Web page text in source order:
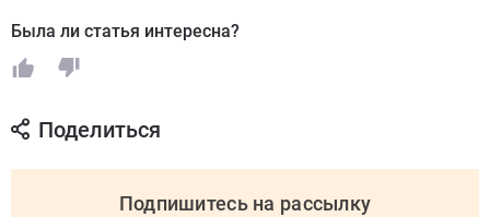
Была ли статья интересна?
Поделиться
Подпишитесь на рассылку